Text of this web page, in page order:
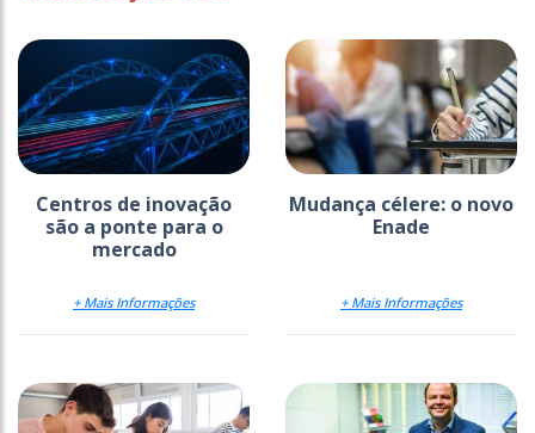
Centros de inovação
são a ponte para o
mercado
+ Mais Informações
Mudança célere: o novo
Enade
+ Mais Informações